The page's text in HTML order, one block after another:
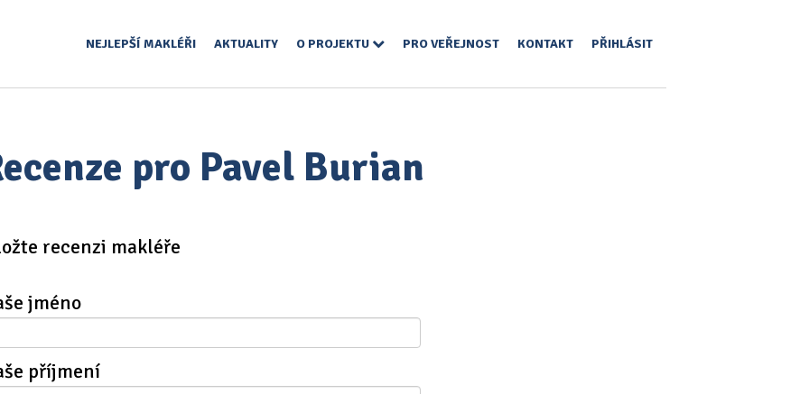
NEJLEPŠÍ MAKLÉŘI AKTUALITY O PROJEKTU PRO VEŘEJNOST KONTAKT PŘIHLÁSIT
pro Pavel Burian
recenzi makléře
jméno
příjmení